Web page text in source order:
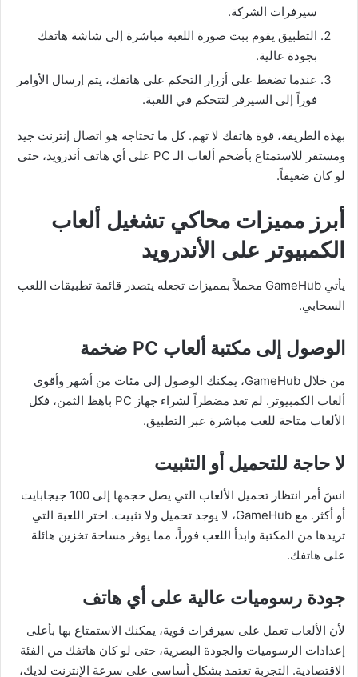
سيرفرات الشركة.
التطبيق يقوم ببث صورة اللعبة مباشرة إلى شاشة هاتفك
بجودة عالية.
عندما تضغط على أزرار التحكم على هاتفك، يتم إرسال الأوامر
فوراً إلى السيرفر لتتحكم في اللعبة.
بهذه الطريقة، قوة هاتفك لا تهم. كل ما تحتاجه هو اتصال إنترنت جيد
ومستقر للاستمتاع بأضخم ألعاب الـ PC على أي هاتف أندرويد، حتى
لو كان ضعيفاً.
أبرز مميزات محاكي تشغيل ألعاب
الكمبيوتر على الأندرويد
يأتي GameHub محملاً بمميزات تجعله يتصدر قائمة تطبيقات اللعب
السحابي.
الوصول إلى مكتبة ألعاب PC ضخمة
من خلال GameHub، يمكنك الوصول إلى مئات من أشهر وأقوى
ألعاب الكمبيوتر. لم تعد مضطراً لشراء جهاز PC باهظ الثمن، فكل
الألعاب متاحة للعب مباشرة عبر التطبيق.
لا حاجة للتحميل أو التثبيت
انسَ أمر انتظار تحميل الألعاب التي يصل حجمها إلى 100 جيجابايت
أو أكثر. مع GameHub، لا يوجد تحميل ولا تثبيت. اختر اللعبة التي
تريدها من المكتبة وابدأ اللعب فوراً، مما يوفر مساحة تخزين هائلة
على هاتفك.
جودة رسوميات عالية على أي هاتف
لأن الألعاب تعمل على سيرفرات قوية، يمكنك الاستمتاع بها بأعلى
إعدادات الرسوميات والجودة البصرية، حتى لو كان هاتفك من الفئة
الاقتصادية. التجربة تعتمد بشكل أساسي على سرعة الإنترنت لديك،